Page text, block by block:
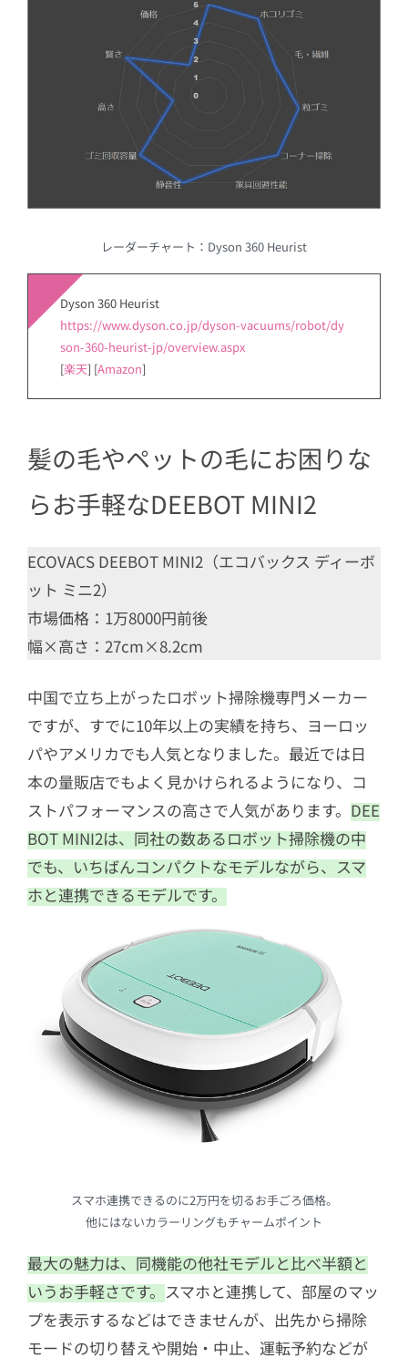
レーダーチャート：Dyson 360 Heurist
Dyson 360 Heurist
https://www.dyson.co.jp/dyson-vacuums/robot/dy
son-360-heurist-jp/overview.aspx
[楽天] [Amazon]
髪の毛やペットの毛にお困りな
らお手軽なDEEBOT MINI2
ECOVACS DEEBOT MINI2（エコバックス ディーボ
ット ミニ2）
市場価格：1万8000円前後
幅×高さ：27cm×8.2cm
中国で立ち上がったロボット掃除機専門メーカー
ですが、すでに10年以上の実績を持ち、ヨーロッ
パやアメリカでも人気となりました。最近では日
本の量販店でもよく見かけられるようになり、コ
ストパフォーマンスの高さで人気があります。 DEE
BOT MINI2は、同社の数あるロボット掃除機の中
でも、いちばんコンパクトなモデルながら、スマ
ホと連携できるモデルです。
スマホ連携できるのに2万円を切るお手ごろ価格。
他にはないカラーリングもチャームポイント
最大の魅力は、同機能の他社モデルと比べ半額と
いうお手軽さです。スマホと連携して、部屋のマッ
プを表示するなどはできませんが、出先から掃除
モードの切り替えや開始・中止、運転予約などが